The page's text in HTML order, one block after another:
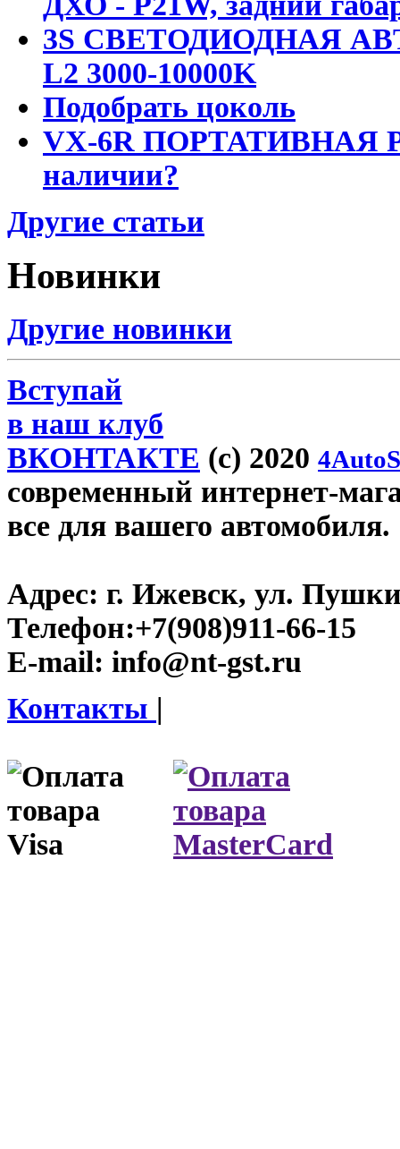
3S СВЕТОДИОДНАЯ
L2 3000-10000K
Подобрать цоколь
VX-6R ПОРТАТИВНАЯ
наличии?
Другие статьи
Новинки
Другие новинки
Вступай
в наш клуб
ВКОНТАКТЕ (c) 2020
современный интернет-
все для вашего автомобиля.
Адрес: г. Ижевск, ул.
Телефон:+7(908)911-66-15
E-mail: info@nt-gst.ru
Контакты |